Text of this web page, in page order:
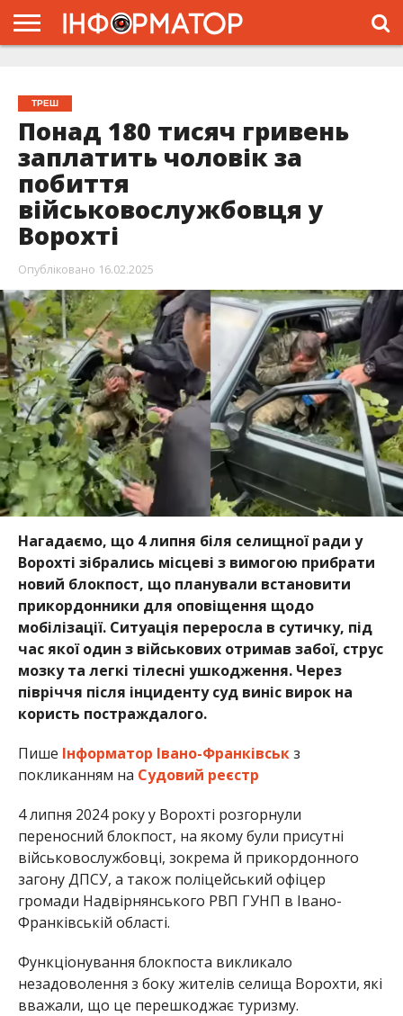
ТРЕШ
Понад 180 тисяч гривень
заплатить чоловік за
побиття
військовослужбовця у
Ворохті
Опубліковано 16.02.2025
Нагадаємо, що 4 липня біля селищної ради у
Ворохті зібрались місцеві з вимогою прибрати
новий блокпост, що планували встановити
прикордонники для оповіщення щодо
мобілізації. Ситуація переросла в сутичку, під
час якої один з військових отримав забої, струс
мозку та легкі тілесні ушкодження. Через
півріччя після інциденту суд виніс вирок на
користь постраждалого.
Пише Інформатор Івано-Франківськз
покликанням на Судовий реєстр
4 липня 2024 року у Ворохті розгорнули
переносний блокпост, на якому були присутні
військовослужбовці, зокрема й прикордонного
загону ДПСУ, а також поліцейський офіцер
громади Надвірнянського РВП ГУНП в Івано-
Франківській області.
Функціонування блокпоста викликало
незадоволення з боку жителів селища Ворохти, які
вважали, що це перешкоджає туризму.